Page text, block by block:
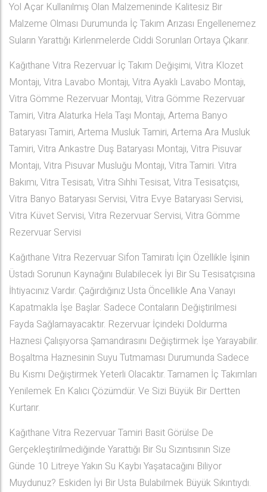
Yol Açar Kullanılmış Olan Malzemeninde Kalitesiz Bir
Malzeme Olması Durumunda İç Takım Arızası Engellenemez
Suların Yarattığı Kirlenmelerde Ciddi Sorunları Ortaya Çıkarır.
Kağıthane Vitra Rezervuar İç Takım Değişimi, Vitra Klozet
Montajı, Vitra Lavabo Montajı, Vitra Ayaklı Lavabo Montajı,
Vitra Gömme Rezervuar Montajı, Vitra Gömme Rezervuar
Tamiri, Vitra Alaturka Hela Taşı Montajı, Artema Banyo
Bataryası Tamiri, Artema Musluk Tamiri, Artema Ara Musluk
Tamiri, Vitra Ankastre Duş Bataryası Montajı, Vitra Pisuvar
Montajı, Vitra Pisuvar Musluğu Montajı, Vitra Tamiri. Vitra
Bakımı, Vitra Tesisatı, Vitra Sıhhi Tesisat, Vitra Tesisatçısı,
Vitra Banyo Bataryası Servisi, Vitra Evye Bataryası Servisi,
Vitra Küvet Servisi, Vitra Rezervuar Servisi, Vitra Gömme
Rezervuar Servisi
Kağıthane Vitra Rezervuar Sifon Tamiratı İçin Özellikle İşinin
Üstadı Sorunun Kaynağını Bulabilecek İyi Bir Su Tesisatçısına
İhtiyacınız Vardır. Çağırdığınız Usta Öncellikle Ana Vanayı
Kapatmakla İşe Başlar. Sadece Contaların Değiştirilmesi
Fayda Sağlamayacaktır. Rezervuar İçindeki Doldurma
Haznesi Çalışıyorsa Şamandırasını Değiştirmek İşe Yarayabilir.
Boşaltma Haznesinin Suyu Tutmaması Durumunda Sadece
Bu Kısmı Değiştirmek Yeterli Olacaktır. Tamamen İç Takımları
Yenilemek En Kalıcı Çözümdür. Ve Sizi Büyük Bir Dertten
Kurtarır.
Kağıthane Vitra Rezervuar Tamiri Basit Görülse De
Gerçekleştirilmediğinde Yarattığı Bir Su Sızıntısının Size
Günde 10 Litreye Yakın Su Kaybı Yaşatacağını Biliyor
Muydunuz? Eskiden İyi Bir Usta Bulabilmek Büyük Sıkıntıydı.